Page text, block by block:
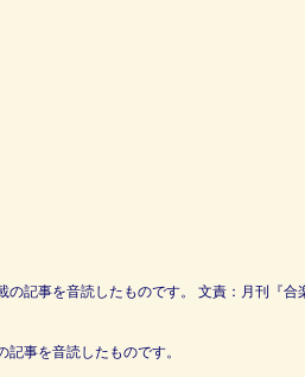
記事を音読したものです。 文責：月刊『合
事を音読したものです。